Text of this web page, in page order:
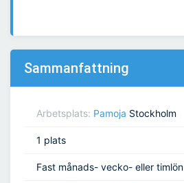
Sammanfattning
Arbetsplats: Pamoja Stockholm
1 plats
Fast månads- vecko- eller timlön